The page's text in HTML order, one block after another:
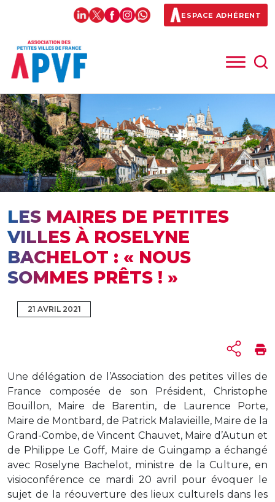
ESPACE ADHÉRENT
LES MAIRES DE PETITES
VILLES À ROSELYNE
BACHELOT : « NOUS
SOMMES PRÊTS ! »
21 AVRIL 2021
Une délégation de l’Association des petites villes de
France composée de son Président, Christophe
Bouillon, Maire de Barentin, de Laurence Porte,
Maire de Montbard, de Patrick Malavieille, Maire de la
Grand-Combe, de Vincent Chauvet, Maire d’Autun et
de Philippe Le Goff, Maire de Guingamp a échangé
avec Roselyne Bachelot, ministre de la Culture, en
visioconférence ce mardi 20 avril pour évoquer le
sujet de la réouverture des lieux culturels dans les